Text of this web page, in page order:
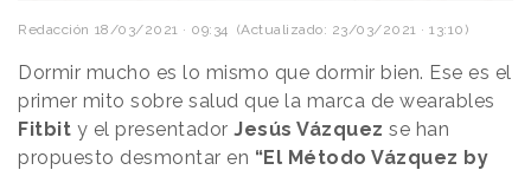
Redacción 18/03/2021 · 09:34 (Actualizado: 23/03/2021 · 13:10)
Dormir mucho es lo mismo que dormir bien. Ese es el
primer mito sobre salud que la marca de wearables
Fitbit y el presentador Jesús Vázquez se han
propuesto desmontar en “El Método Vázquez by